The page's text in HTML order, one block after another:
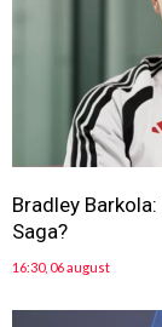
Bradley
Saga?
16:30, 06 august